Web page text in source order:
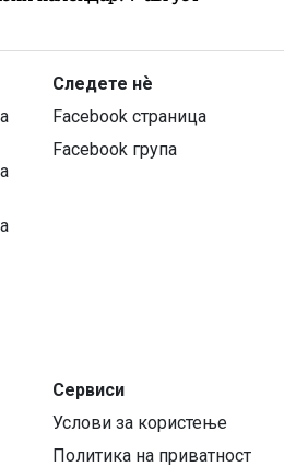
Следете нѐ
Facebook страница
Facebook група
Сервиси
Услови за користење
Политика на приватност